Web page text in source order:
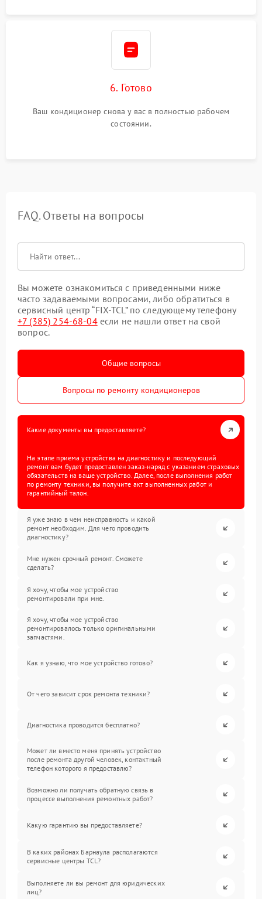
6. Готово
Ваш кондиционер снова у вас в полностью рабочем
состоянии.
FAQ. Ответы на вопросы
Вы можете ознакомиться с приведенными ниже
часто задаваемыми вопросами, либо обратиться в
сервисный центр “FIX-TCL” по следующему телефону
+7 (385) 254-68-04если не нашли ответ на свой
вопрос.
Общие вопросы
Вопросы по ремонту кондиционеров
Какие документы вы предоставляете?
На этапе приема устройства на диагностику и последующий
ремонт вам будет предоставлен заказ-наряд с указанием страховых
обязательств на ваше устройство. Далее, после выполнения работ
по ремонту техники, вы получите акт выполненных работ и
гарантийный талон.
Я уже знаю в чем неисправность и какой
ремонт необходим. Для чего проводить
диагностику?
Мне нужен срочный ремонт. Сможете
сделать?
Я хочу, чтобы мое устройство
ремонтировали при мне.
Я хочу, чтобы мое устройство
ремонтировалось только оригинальными
запчастями.
Как я узнаю, что мое устройство готово?
От чего зависит срок ремонта техники?
Диагностика проводится бесплатно?
Может ли вместо меня принять устройство
после ремонта другой человек, контактный
телефон которого я предоставлю?
Возможно ли получать обратную связь в
процессе выполнения ремонтных работ?
Какую гарантию вы предоставляете?
В каких районах Барнаула располагаются
сервисные центры TCL?
Выполняете ли вы ремонт для юридических
лиц?